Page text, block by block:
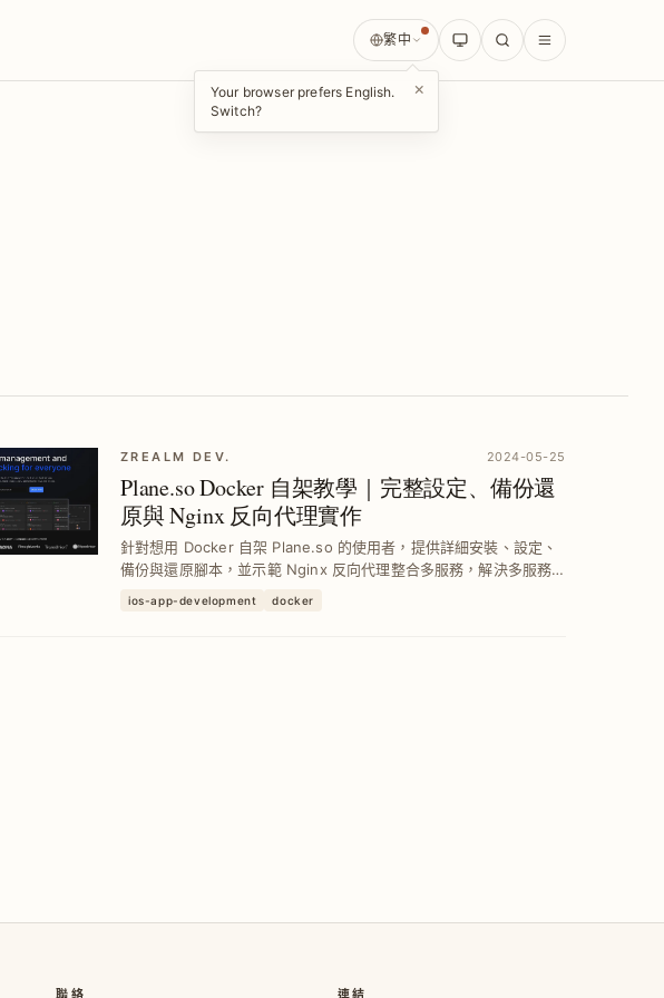
繁中
Your browser prefers English.
Switch?
×
ZREALM DEV. 2024-05-25
Plane.so Docker 自架教學｜完整設定、備份還
原與 Nginx 反向代理實作
針對想用 Docker 自架 Plane.so 的使用者，提供詳細安裝、設定、
備份與還原腳本，並示範 Nginx 反向代理整合多服務，解決多服務
ios-app-development docker
聯絡 連結